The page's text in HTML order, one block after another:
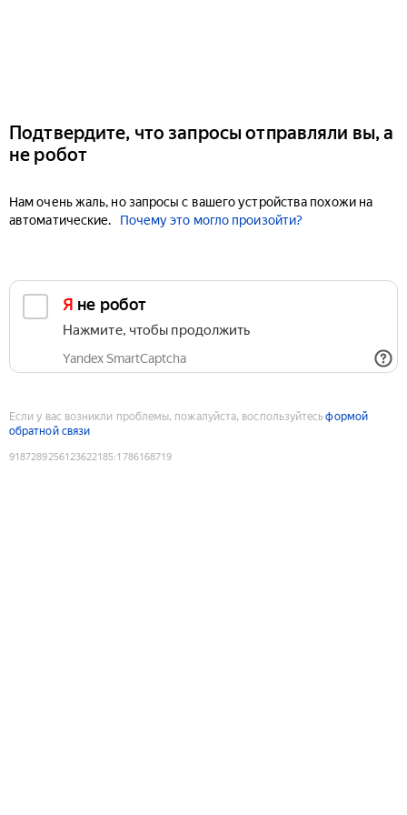
Подтвердите, что запросы отправляли вы, а
не робот
Нам очень жаль, но запросы с вашего устройства похожи на
автоматические.
Почему это могло произойти?
Я не робот
Нажмите, чтобы продолжить
Yandex SmartCaptcha
Если у вас возникли проблемы, пожалуйста, воспользуйтесьформой
обратной связи
9187289256123622185:1786168719